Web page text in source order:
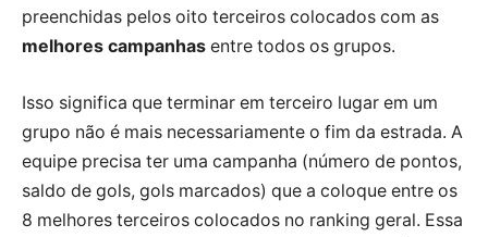
preenchidas pelos oito terceiros colocados com as
melhores campanhas entre todos os grupos.
Isso significa que terminar em terceiro lugar em um
grupo não é mais necessariamente o fim da estrada. A
equipe precisa ter uma campanha (número de pontos,
saldo de gols, gols marcados) que a coloque entre os
8 melhores terceiros colocados no ranking geral. Essa